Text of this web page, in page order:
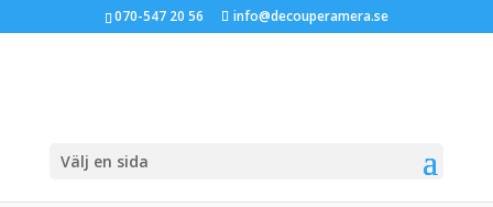
070-547 20 56 info@decouperamera.se
Välj en sida